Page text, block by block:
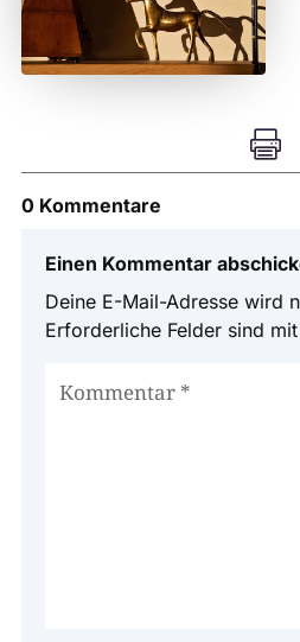

0 Kommentare
Einen Kommentar
Deine E-Mail-Adresse wird
Erforderliche Felder sind mit